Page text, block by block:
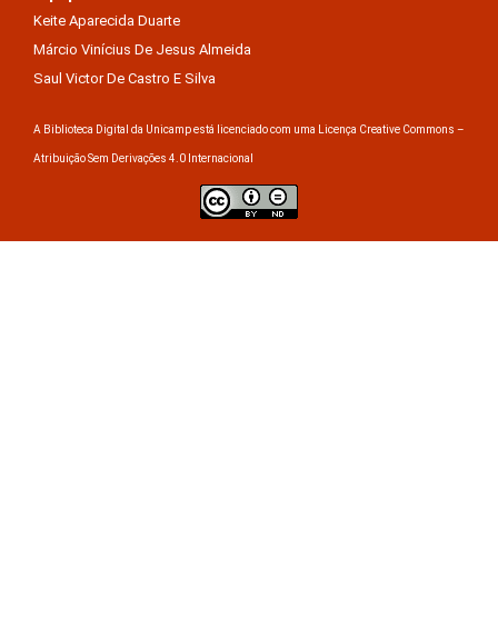
Keite Aparecida Duarte
Márcio Vinícius De Jesus Almeida
Saul Victor De Castro E Silva
A Biblioteca Digital da Unicamp está licenciado com uma Licença Creative Commons –
Atribuição Sem Derivações 4.0 Internacional